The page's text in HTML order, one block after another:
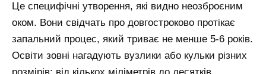
Це специфічні утворення, які видно неозброєним
оком. Вони свідчать про довгостроково протікає
запальний процес, який триває не менше 5-6 років.
Освіти зовні нагадують вузлики або кульки різних